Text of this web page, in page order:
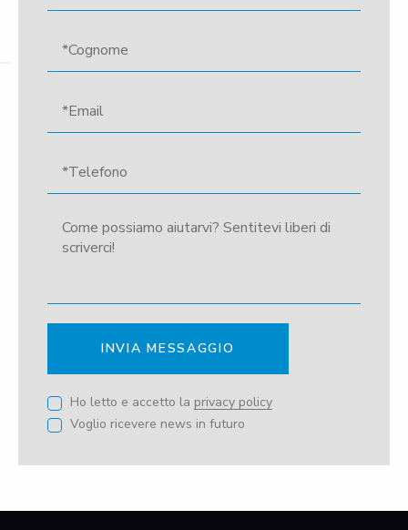
Ho letto e accetto la privacy policy
Voglio ricevere news in futuro
INVIA MESSAGGIO